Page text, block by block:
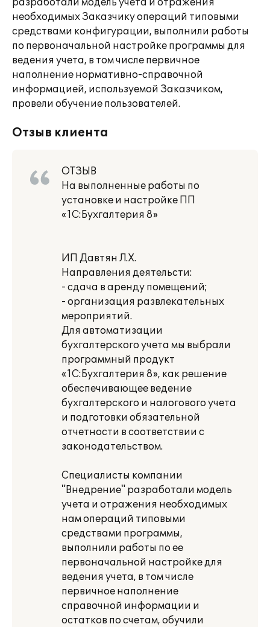
разработали модель учета и отражения
необходимых Заказчику операций типовыми
средствами конфигурации, выполнили работы
по первоначальной настройке программы для
ведения учета, в том числе первичное
наполнение нормативно-справочной
информацией, используемой Заказчиком,
провели обучение пользователей.
Отзыв клиента
ОТЗЫВ
На выполненные работы по
установке и настройке ПП
«1С:Бухгалтерия 8»
ИП Давтян Л.Х.
Направления деятельсти:
- сдача в аренду помещений;
- организация развлекательных
мероприятий.
Для автоматизации
бухгалтерского учета мы выбрали
программный продукт
«1С:Бухгалтерия 8», как решение
обеспечивающее ведение
бухгалтерского и налогового учета
и подготовки обязательной
отчетности в соответствии с
законодательством.
Специалисты компании
"Внедрение" разработали модель
учета и отражения необходимых
нам операций типовыми
средствами программы,
выполнили работы по ее
первоначальной настройке для
ведения учета, в том числе
первичное наполнение
справочной информации и
остатков по счетам, обучили